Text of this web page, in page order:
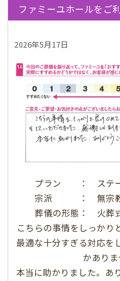
ファミーユホールをご
2026年5月17日
プラン ： ステー
宗派 ： 無宗
葬儀の形態： 火葬
こちらの事情をしっかり
最適な十分すぎる対応を
かありま
本当に助かりました。あ